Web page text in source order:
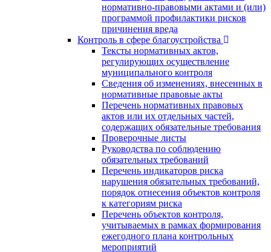
нормативно-правовыми актами и (или)
программой профилактики рисков
причинения вреда
Контроль в сфере благоустройства
Тексты нормативных актов,
регулирующих осуществление
муниципального контроля
Сведения об изменениях, внесенных в
нормативные правовые акты
Перечень нормативных правовых
актов или их отдельных частей,
содержащих обязательные требования
Проверочные листы
Руководства по соблюдению
обязательных требований
Перечень индикаторов риска
нарушения обязательных требований,
порядок отнесения объектов контроля
к категориям риска
Перечень объектов контроля,
учитываемых в рамках формирования
ежегодного плана контрольных
мероприятий